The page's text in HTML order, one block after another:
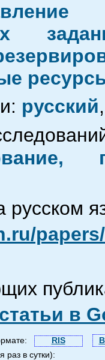
русский,
русском
в
RIS
раз в сутки):